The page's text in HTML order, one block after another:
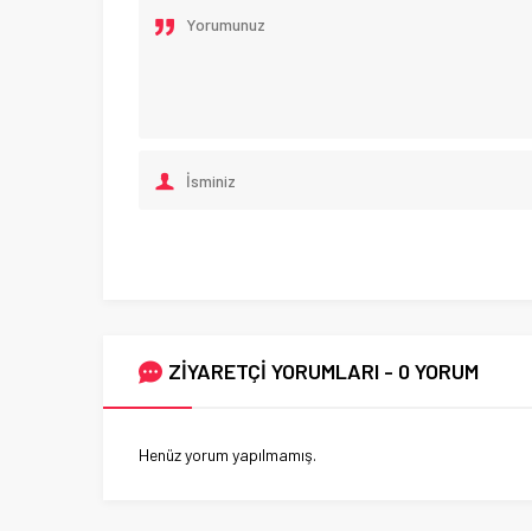
ZİYARETÇİ YORUMLARI - 0 YORUM
Henüz yorum yapılmamış.